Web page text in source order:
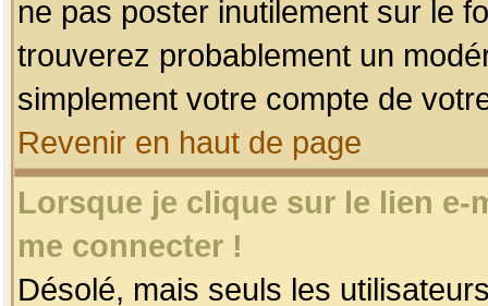
ne pas poster inutilement sur le
trouverez probablement un
simplement votre compte de
Revenir en haut de page
Lorsque je clique sur le lien
me connecter !
Désolé, mais seuls les